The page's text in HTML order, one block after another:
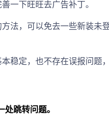
一下旺旺去广告补丁。
，可以免去一些新装未
定，也不存在误报问题
跳转问题。